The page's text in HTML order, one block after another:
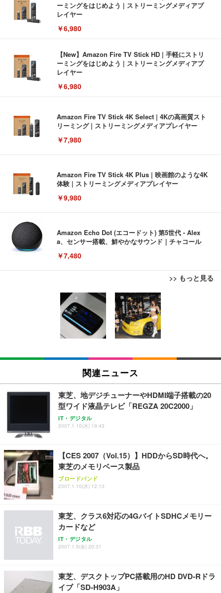
ーミングをはじめよう | ストリーミングメディアプ
レイヤー
￥6,980
【New】Amazon Fire TV Stick HD | 手軽にストリ
ーミングをはじめよう | ストリーミングメディアプ
レイヤー
￥6,980
Amazon Fire TV Stick 4K Select | 4Kの高画質スト
リーミング | ストリーミングメディアプレイヤー
￥7,980
Amazon Fire TV Stick 4K Plus | 映画館のような4K
体験 | ストリーミングメディアプレイヤー
￥9,980
Amazon Echo Dot (エコードット) 第5世代 - Alex
a、センサー搭載、鮮やかなサウンド｜チャコール
￥7,480
>> もっと見る
[EdoErgo] オフィスチェア 椅子 テレワーク 疲れな
い 跳ね上げ式アームレスト コンパクト 約105度ロッ
キング pc 事務椅子 360度回転 座面昇降 強化ナイロ
ン樹脂ベース 通気性メッシュ 在宅ワーク H-WY01
(黒網+黒枠+黒足)
￥5,699
SIHOO B100 オフィスチェア／デスクチェア メッシ
ュチェア 人間工学 疲れない ブラック
￥27,999
Sezlife オフィスチェア デスクチェア 疲れない テレ
ワーク チェア 強化バックレスト 30度ロッキング機
能 人間工学 椅子 腰サポート 90度跳ね上げ式アーム
務用 おしゃれ パソコンチェア (ブラック)
Sezlife オフィスチェア デスクチェア 疲れない テレ
ワーク チェア 強化バックレスト 30度ロッキング機
能 人間工学 椅子 腰サポート 90度跳ね上げ式アーム
務用 おしゃれ パソコンチェア (ホワイト)
ANDWINT オフィスチェア デスクチェア 肘なし メ
ッシュ 通気性 ランバーサポート付き 腰サポート ガ
ス圧無段階昇降 360度回転 キャスター付き コンパク
EIZO ビジネス向けプレミアムモニター | FlexScan
EV3240X-WT | 31.5型4K UHD・USB Type-C・ホワ
イト
￥105,595
EIZO ビジネス向けプレミアムモニター | FlexScan
￥109,572
【純正品】27"ゲーミングモニター DualSense 充電
フック付き（CFI-ZDM1J）
【整備済み品】Dell E2724HS 27インチ 液晶モニタ
ー フルHD（1920×1080）VA 非光沢 HDMI/DisplayP
ort/VGA スピーカー内蔵 高さ調整 スイベル VESA対
【MiniLED/24.5inch/280Hz/FHD】GRAPHT THE S
HOOTER Gaming Monitor 24” Essential ゲーミン
グモニター QD 24.5インチ 1ms FHD 量子ドット 残
Amazonベーシック ペットシーツ 薄型 レギュラー 1
回使い捨て 無香料 ホワイト 300枚
￥3,373
Amazonベーシック ペットシーツ 厚型 ワイド 42枚
x2袋(84枚) ホワイト(吸収面:ライトブルー)
￥3,234
ネオ・ルーライフ ネオ・オムツ L 中型犬用 26枚入
り 単品
Smart Basic(スマートベーシック) 【Amazon.co.jp
限定】 Smart Basic アイリスオーヤマ ペットシーツ
超厚型 お徳用 ワイド 100枚入 (x 1) (ケース販売)
アイリスオーヤマ ペットシーツ 超厚型 お徳用 レギ
ュラー 200枚入【Amazon.co.jp限定】
関連ニュース
東芝、地デジチューナーやHDMI端子搭載の20
型ワイド液晶テレビ「REGZA 20C2000」
IT・デジタル
2007.1.10(水) 19:43
【CES 2007（Vol.15）】HDDからSD時代へ。
東芝のメモリベース製品
ブロードバンド
2007.1.10(水) 12:13
東芝、クラス6対応の4GバイトSDHCメモリー
カードなど
IT・デジタル
2007.1.5(金) 20:31
東芝、デスクトップPC搭載用のHD DVD-Rドラ
イブ「SD-H903A」